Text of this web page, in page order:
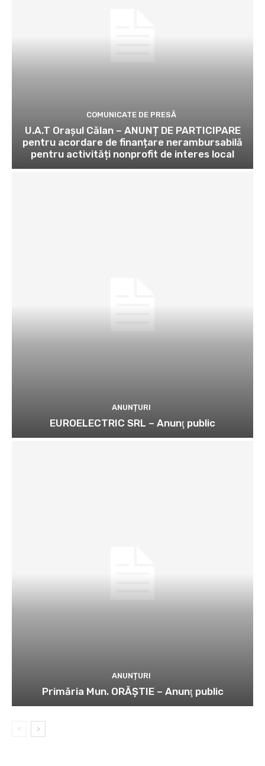
COMUNICATE DE PRESĂ
U.A.T Orașul Călan – ANUNȚ DE PARTICIPARE
pentru acordare de finanțare nerambursabilă
pentru activități nonprofit de interes local
ANUNȚURI
EUROELECTRIC SRL – Anunţ public
ANUNȚURI
Primăria Mun. ORĂȘTIE – Anunţ public